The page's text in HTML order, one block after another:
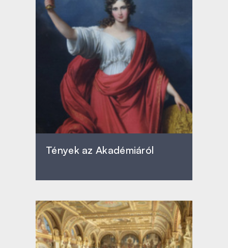
Tények az Akadémiáról